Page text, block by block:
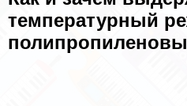
температурный